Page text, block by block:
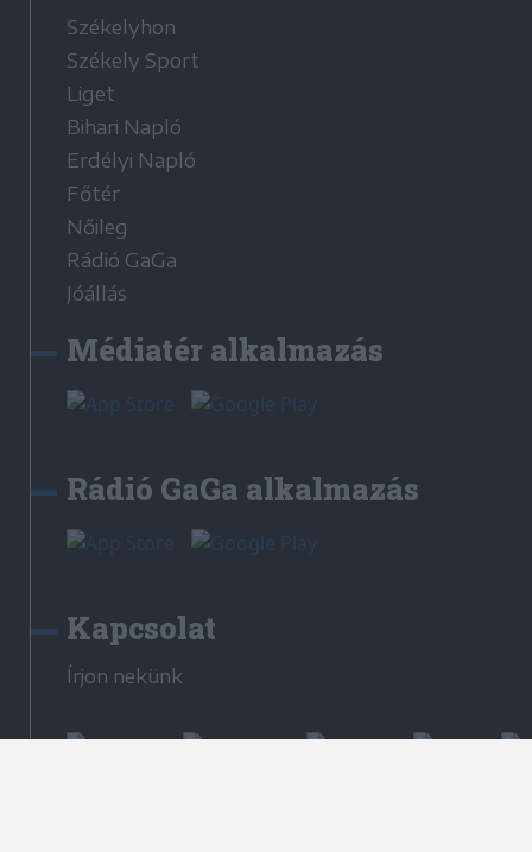
Székelyhon
Székely Sport
Liget
Bihari Napló
Erdélyi Napló
Főtér
Nőileg
Rádió GaGa
Jóállás
Médiatér alkalmazás
Rádió GaGa alkalmazás
Kapcsolat
Írjon nekünk